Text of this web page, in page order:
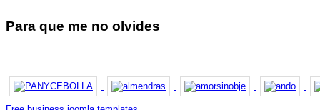
Para que me no olvides